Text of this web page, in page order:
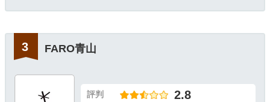
FARO青山
評判 2.8